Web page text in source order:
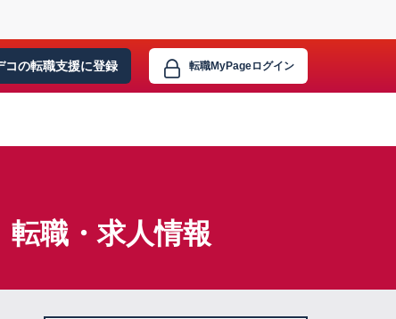
コの転職支援に登録 転職MyPageログイン
転職・求人情報